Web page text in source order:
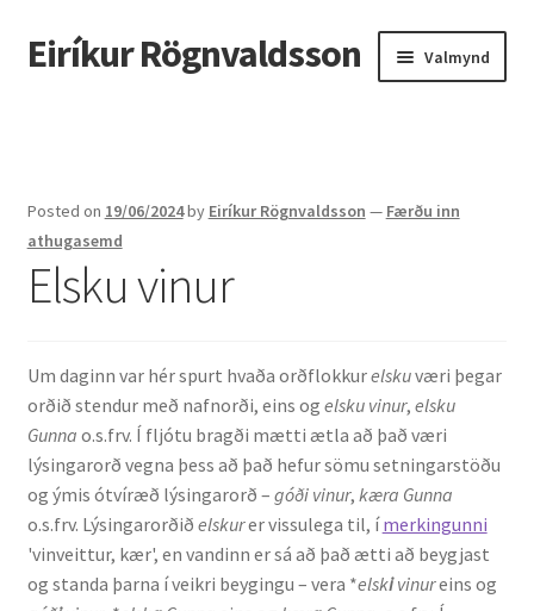
Fara
beint
Hoppa
yfir
Eiríkur Rögnvaldsson Valmynd
Ætt
Líf og starf
Myndir
Kennsla
Kennd námskeið
Kennsluefni
Posted on 19/06/2024by Eiríkur Rögnvaldsson — Færðu inn
athugasemd
Elsku vinur
Um daginn var hér spurt hvaða orðflokkurelskuværi þegar
orðið stendur með nafnorði, eins og elsku vinur, elsku
Gunna o.s.frv. Í fljótu bragði mætti ætla að það væri
lýsingarorð vegna þess að það hefur sömu setningarstöðu
og ýmis ótvíræð lýsingarorð – góði vinur, kæra Gunna
o.s.frv. Lýsingarorðið elskurer vissulega til, ímerkingunni
'vinveittur, kær', en vandinn er sá að það ætti að beygjast
og standa þarna í veikri beygingu – vera *elskivinureins og